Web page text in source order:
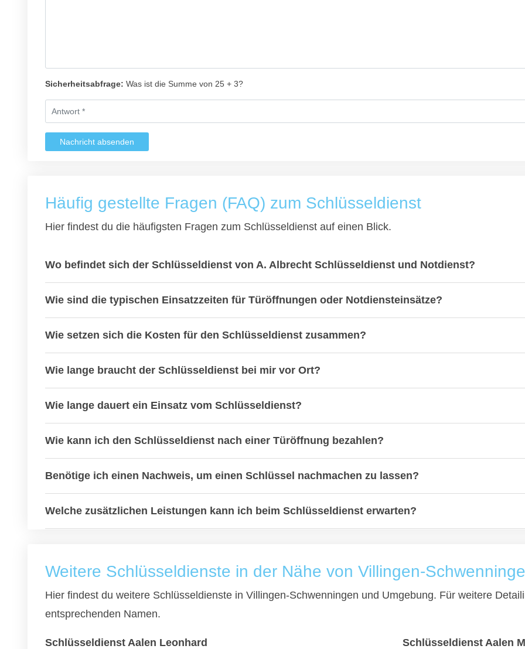
Sicherheitsabfrage: Was ist die Summe von 25 + 3?
Nachricht absenden
Häufig gestellte Fragen (FAQ) zum Schlüsseldienst
Hier findest du die häufigsten Fragen zum Schlüsseldienst auf einen Blick.
Wo befindet sich der Schlüsseldienst von A. Albrecht Schlüsseldienst und Notdienst?
Wie sind die typischen Einsatzzeiten für Türöffnungen oder Notdiensteinsätze?
Wie setzen sich die Kosten für den Schlüsseldienst zusammen?
Wie lange braucht der Schlüsseldienst bei mir vor Ort?
Wie lange dauert ein Einsatz vom Schlüsseldienst?
Wie kann ich den Schlüsseldienst nach einer Türöffnung bezahlen?
Benötige ich einen Nachweis, um einen Schlüssel nachmachen zu lassen?
Welche zusätzlichen Leistungen kann ich beim Schlüsseldienst erwarten?
Weitere Schlüsseldienste in der Nähe von Villingen-
Hier findest du weitere Schlüsseldienste in Villingen-Schwenningen und Umgebung. Für weitere
entsprechenden Namen.
Schlüsseldienst Aalen Leonhard Schlüsseldienst Aalen